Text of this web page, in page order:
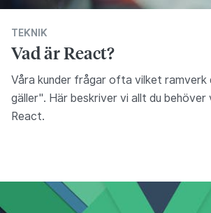
TEKNIK
Vad är React?
Våra kunder frågar ofta vilket ramverk
gäller". Här beskriver vi allt du behöver
React.